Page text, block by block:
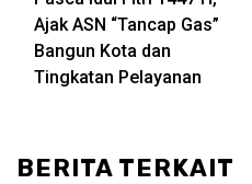
Ajak ASN “Tancap Gas”
Bangun Kota dan
Tingkatan Pelayanan
BERITA TERKAIT